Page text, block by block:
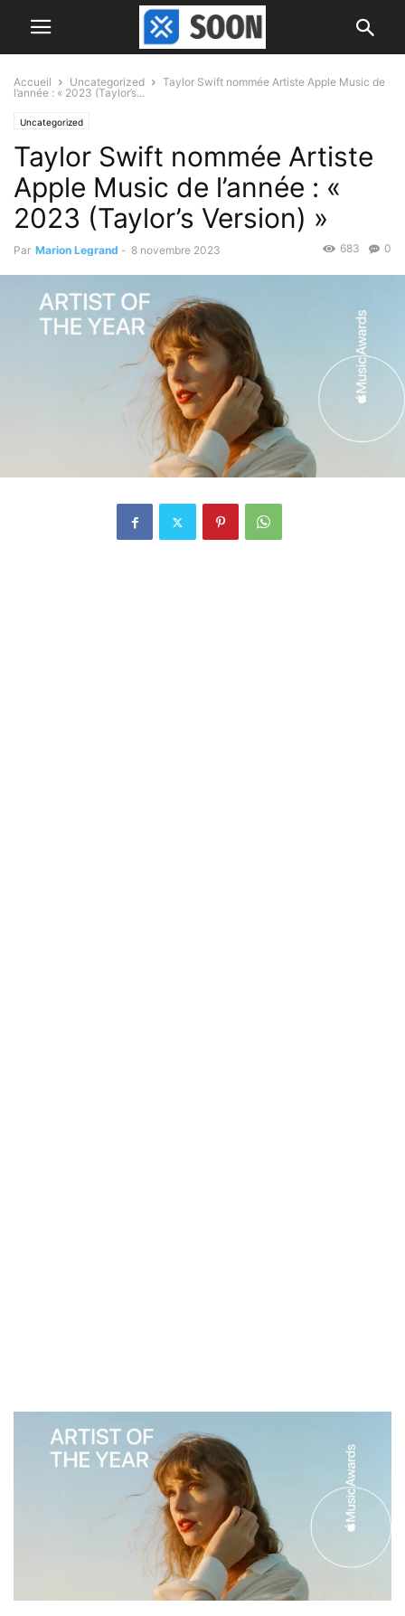
Accueil Uncategorized
Taylor Swift nommée Artiste Apple Music de
l’année : « 2023 (Taylor’s...
Uncategorized
Taylor Swift nommée Artiste
Apple Music de l’année : «
2023 (Taylor’s Version) »
Par Marion Legrand - 8 novembre 2023 0
683